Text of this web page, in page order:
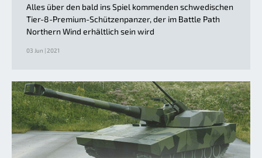
Alles über den bald ins Spiel kommenden schwedischen
Tier-8-Premium-Schützenpanzer, der im Battle Path
Northern Wind erhältlich sein wird
03 Jun | 2021